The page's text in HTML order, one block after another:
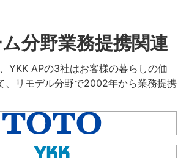
分野業務提携関連
YKK APの3社はお客様の暮らしの価
、リモデル分野で2002年から業務提携